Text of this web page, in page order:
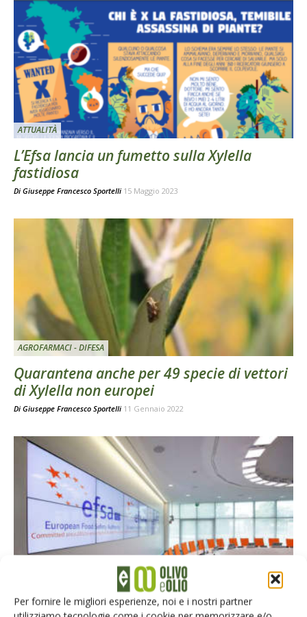
Per fornire le migliori esperienze, noi e i nostri partner
ATTUALITÀ
L’Efsa lancia un fumetto sulla Xylella
fastidiosa
Di Giuseppe Francesco Sportelli 15 Maggio 2023
AGROFARMACI - DIFESA
Quarantena anche per 49 specie di vettori
di Xylella non europei
Di Giuseppe Francesco Sportelli 11 Gennaio 2022
Nuove specie ospiti di Xylella fastidiosa
Alessandra Menici 21 Maggio 2020